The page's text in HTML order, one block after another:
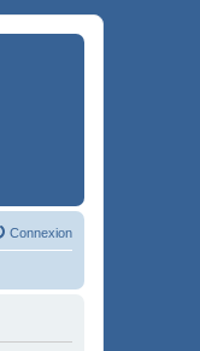
Connexion